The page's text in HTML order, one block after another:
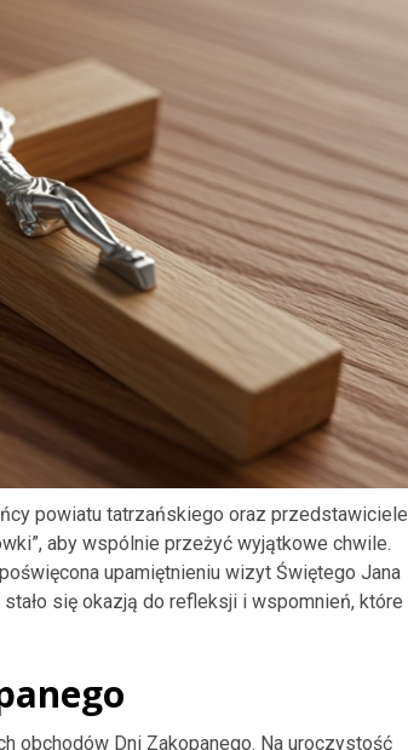
powiatu tatrzańskiego oraz przedstawiciele
aby wspólnie przeżyć wyjątkowe chwile.
upamiętnieniu wizyt Świętego Jana
stało się okazją do refleksji i wspomnień, które
obchodów Dni Zakopanego. Na uroczystość